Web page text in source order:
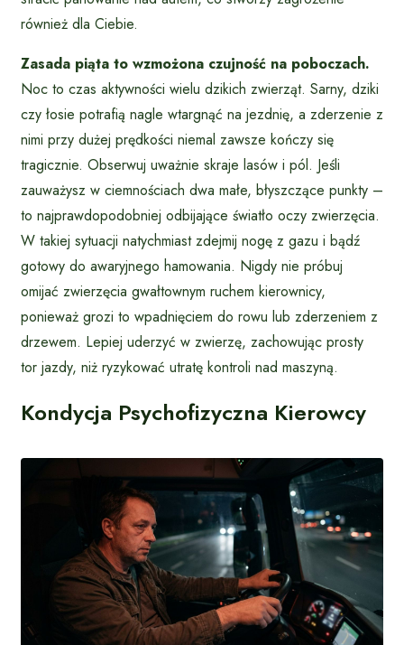
również dla Ciebie.
Zasada piąta to wzmożona czujność na poboczach.
Noc to czas aktywności wielu dzikich zwierząt. Sarny, dziki
czy łosie potrafią nagle wtargnąć na jezdnię, a zderzenie z
nimi przy dużej prędkości niemal zawsze kończy się
tragicznie. Obserwuj uważnie skraje lasów i pól. Jeśli
zauważysz w ciemnościach dwa małe, błyszczące punkty –
to najprawdopodobniej odbijające światło oczy zwierzęcia.
W takiej sytuacji natychmiast zdejmij nogę z gazu i bądź
gotowy do awaryjnego hamowania. Nigdy nie próbuj
omijać zwierzęcia gwałtownym ruchem kierownicy,
ponieważ grozi to wpadnięciem do rowu lub zderzeniem z
drzewem. Lepiej uderzyć w zwierzę, zachowując prosty
tor jazdy, niż ryzykować utratę kontroli nad maszyną.
Kondycja Psychofizyczna Kierowcy